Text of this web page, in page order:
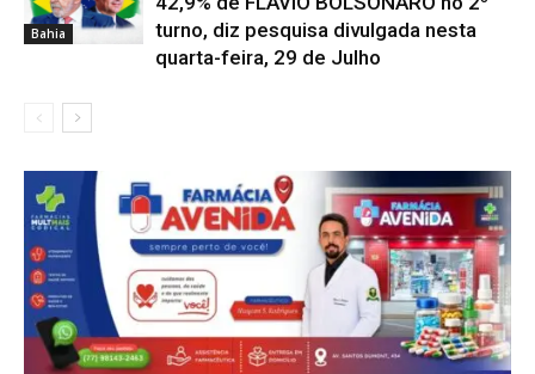
Bahia
turno, diz pesquisa divulgada nesta
quarta-feira, 29 de Julho